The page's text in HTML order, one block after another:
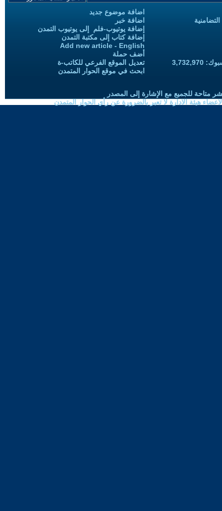
اضافة موضوع جديد
اضافة خبر
إضافة يوتيوب-فلم إلى يوتيوب التمدن
إضافة كتاب إلى مكتبة التمدن
Add new article - English
أضف حملة
تعديل الموقع الفرعي للكاتب-ة
ابحث في موقع الحوار المتمدن
متاحة للجميع مع الإشارة إلى المصدر
هيئة الادارة لا تعبر بالضرورة عن رأي الحوار المتمدن